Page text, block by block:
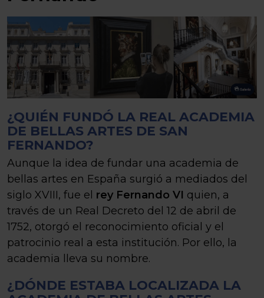
¿QUIÉN FUNDÓ LA REAL ACADEMIA
DE BELLAS ARTES DE SAN
FERNANDO?
Aunque la idea de fundar una academia de
bellas artes en España surgió a mediados del
siglo XVIII, fue el rey Fernando VI quien, a
través de un Real Decreto del 12 de abril de
1752, otorgó el reconocimiento oficial y el
patrocinio real a esta institución. Por ello, la
academia lleva su nombre.
¿DÓNDE ESTABA LOCALIZADA LA